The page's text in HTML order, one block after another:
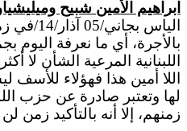
ابراهيم الأمين شبيح
الياس
بالأجرة، أي ما نعرفة
اللبنانية المرعية الشأن
اللا أمين هذا فهؤلاء
لها وتعتبر صادرة عن حزب
زمنهم، إلا أنه بالتأكيد